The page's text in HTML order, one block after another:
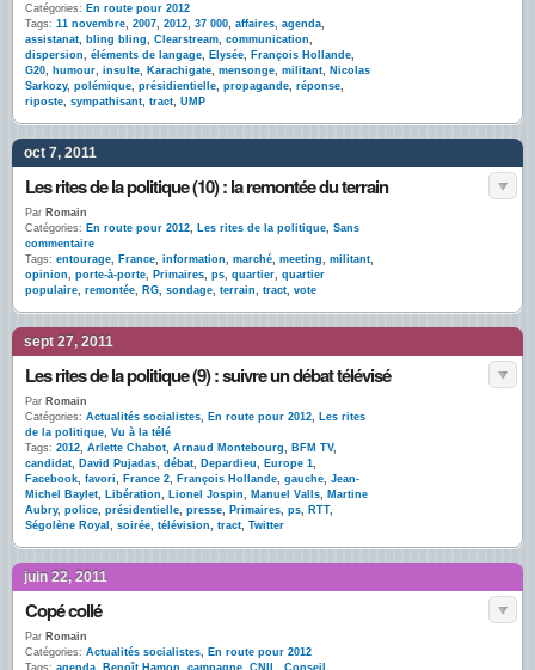
Catégories: En route pour 2012
Tags: 11 novembre, 2007, 2012, 37 000, affaires, agenda,
assistanat, bling bling, Clearstream, communication,
dispersion, éléments de langage, Elysée, François Hollande,
G20, humour, insulte, Karachigate, mensonge, militant, Nicolas
Sarkozy, polémique, présidientielle, propagande, réponse,
riposte, sympathisant, tract, UMP
oct 7, 2011
Les rites de la politique (10) : la remontée du terrain
Par Romain
Catégories: En route pour 2012, Les rites de la politique, Sans
commentaire
Tags: entourage, France, information, marché, meeting, militant,
opinion, porte-à-porte, Primaires, ps, quartier, quartier
populaire, remontée, RG, sondage, terrain, tract, vote
sept 27, 2011
Les rites de la politique (9) : suivre un débat télévisé
Par Romain
Catégories: Actualités socialistes, En route pour 2012, Les rites
de la politique, Vu à la télé
Tags: 2012, Arlette Chabot, Arnaud Montebourg, BFM TV,
candidat, David Pujadas, débat, Depardieu, Europe 1,
Facebook, favori, France 2, François Hollande, gauche, Jean-
Michel Baylet, Libération, Lionel Jospin, Manuel Valls, Martine
Aubry, police, présidentielle, presse, Primaires, ps, RTT,
Ségolène Royal , soirée, télévision, tract, Twitter
juin 22, 2011
Copé collé
Par Romain
Catégories: Actualités socialistes, En route pour 2012
Tags: agenda Benoît Hamon campagne CNIL Conseil